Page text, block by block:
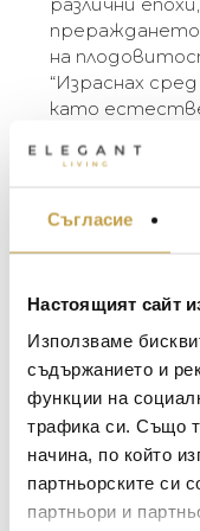
Съгласие
Настоящият сайт
Използваме
съдържанието и
функции на
трафика си. Също
начина, по който
партньорските си
партньори и
на
“Израснах
като
античните
като бебе, и
дома си в Ню
еликсир за
The Michael
takes its
universal and
fruit has been
life, rebirth, and
union.